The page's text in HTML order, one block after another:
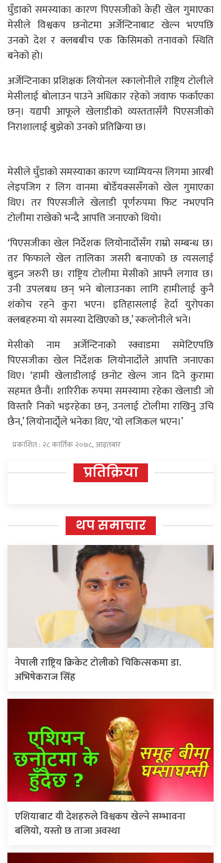
घुँडाको समस्याका कारण पिएसजीको केही खेल गुमाएका
मेसीले विश्वकप छनोटमा अर्जेन्टिनाबाट खेल्न भएपछि
उनको देश र क्लबबीच एक किसिमको तनावको स्थिति
बनेको हो।
अर्जेन्टिनाका प्रशिक्षक लियोनल स्कालोनीले राष्ट्रिय टोलीले
मेसीलाई बोलाउन पाउने अधिकार रहेको जवाफ फर्काएका
छन्। यद्यपी आफूले खेलाडीको व्यस्ततासँगै पिएसजीको
निराशालाई बुझेको उनको प्रतिक्रिया छ।
मेसीले घुँडाको समस्याका कारण च्याम्पियन्स लिगमा आरबी
लेइपजिग र लिग वानमा बोर्डेयक्ससँगको खेल गुमाएका
थिए। तर पिएसजीले खेलाडी पूर्णरुपमा फिट नभएपनि
टोलीमा राखेको भन्दै आपत्ति जनाएको थियो।
‘पिएसजीका खेल निर्देशक लियोनार्दोसँग राम्रो सम्बन्ध छ।
तर फिफाले खेल तालिका जसरी बनाएको छ त्यसलाई
बुझ्न जरुरी छ। राष्ट्रिय टोलीमा मेसीको आफ्नै लगाव छ।
उनी उपलबध छन् भने बोलाउनका लागि हामीलाई कुनै
शंकोच रहने कुरा भएन। इतिहासलाई हेर्दा युरोपका
क्लबहरुमा यो समस्या देखिएको छ,’ स्कलोनीले भने।
मेसीको नाम अर्जेन्टिनाको स्क्वाडमा समेटिएपछि
पिएसजीका खेल निर्देशक लियोनार्दोले आपत्ति जनाएका
थिए। ‘हामी खेलाडीलाई छनोट खेल्न जान दिने कुरामा
सहमत छैनौं। शारिरीक रुपमा समस्यामा रहेका खेलाडी जो
विस्तारै निको भइरहेका छन्, उनलाई टोलीमा राखिनु उचि
छैन,’ लियोनार्दोृले भनेका थिए, ‘यो लजिकल भएन।’
प्रकाशित : २८ कार्तिक २०७८, आइतबार
प्रतिक्रिया
थप समाचार
नेपाली राष्ट्रिय क्रिकेट टोलीको चिकित्सकमा डा.
अभिषेकराज सिंह
एशियाबाट यी देशहरुले विश्वकप खेल्ने सम्भावना
बलियो, यस्तो छ ताजा अवस्था